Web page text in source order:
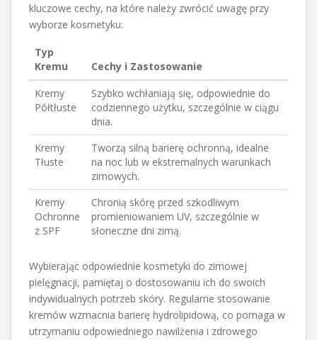
kluczowe cechy, na które należy zwrócić uwagę przy
wyborze kosmetyku:
Typ
Kremu
Cechy i Zastosowanie
Kremy
Półtłuste
Szybko wchłaniają się, odpowiednie do
codziennego użytku, szczególnie w ciągu
dnia.
Kremy
Tłuste
Tworzą silną barierę ochronną, idealne
na noc lub w ekstremalnych warunkach
zimowych.
Kremy
Ochronne
z SPF
Chronią skórę przed szkodliwym
promieniowaniem UV, szczególnie w
słoneczne dni zimą.
Wybierając odpowiednie kosmetyki do zimowej
pielęgnacji, pamiętaj o dostosowaniu ich do swoich
indywidualnych potrzeb skóry. Regularne stosowanie
kremów wzmacnia barierę hydrolipidową, co pomaga w
utrzymaniu odpowiedniego nawilżenia i zdrowego